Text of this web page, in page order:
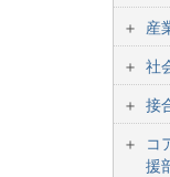
産
社
接
コ
援